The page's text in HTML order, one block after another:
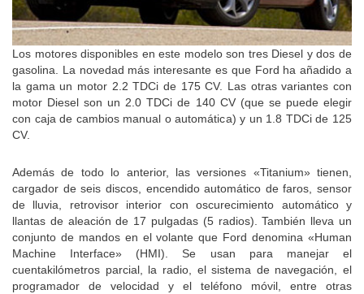
Los motores disponibles en este modelo son tres Diesel y dos de
gasolina. La novedad más interesante es que Ford ha añadido a
la gama un motor 2.2 TDCi de 175 CV. Las otras variantes con
motor Diesel son un 2.0 TDCi de 140 CV (que se puede elegir
con caja de cambios manual o automática) y un 1.8 TDCi de 125
CV.
Además de todo lo anterior, las versiones «Titanium» tienen,
cargador de seis discos, encendido automático de faros, sensor
de lluvia, retrovisor interior con oscurecimiento automático y
llantas de aleación de 17 pulgadas (5 radios). También lleva un
conjunto de mandos en el volante que Ford denomina «Human
Machine Interface» (HMI). Se usan para manejar el
cuentakilómetros parcial, la radio, el sistema de navegación, el
programador de velocidad y el teléfono móvil, entre otras